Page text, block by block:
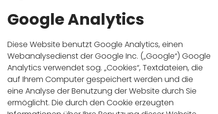
Google Analytics
Diese Website benutzt Google Analytics, einen
Webanalysedienst der Google Inc. („Google“) Google
Analytics verwendet sog. „Cookies“, Textdateien, die
auf Ihrem Computer gespeichert werden und die
eine Analyse der Benutzung der Website durch Sie
ermöglicht. Die durch den Cookie erzeugten